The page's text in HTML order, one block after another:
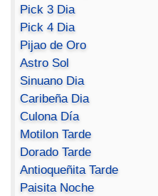
Pick 3 Dia
Pick 4 Dia
Pijao de Oro
Astro Sol
Sinuano Dia
Caribeña Dia
Culona Día
Motilon Tarde
Dorado Tarde
Antioqueñita Tarde
Paisita Noche